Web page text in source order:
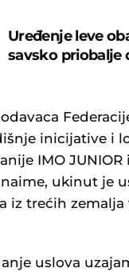
Uređenje leve
savsko priobalje
inicijative i
IMO
ukinut je
iz trećih
uslova